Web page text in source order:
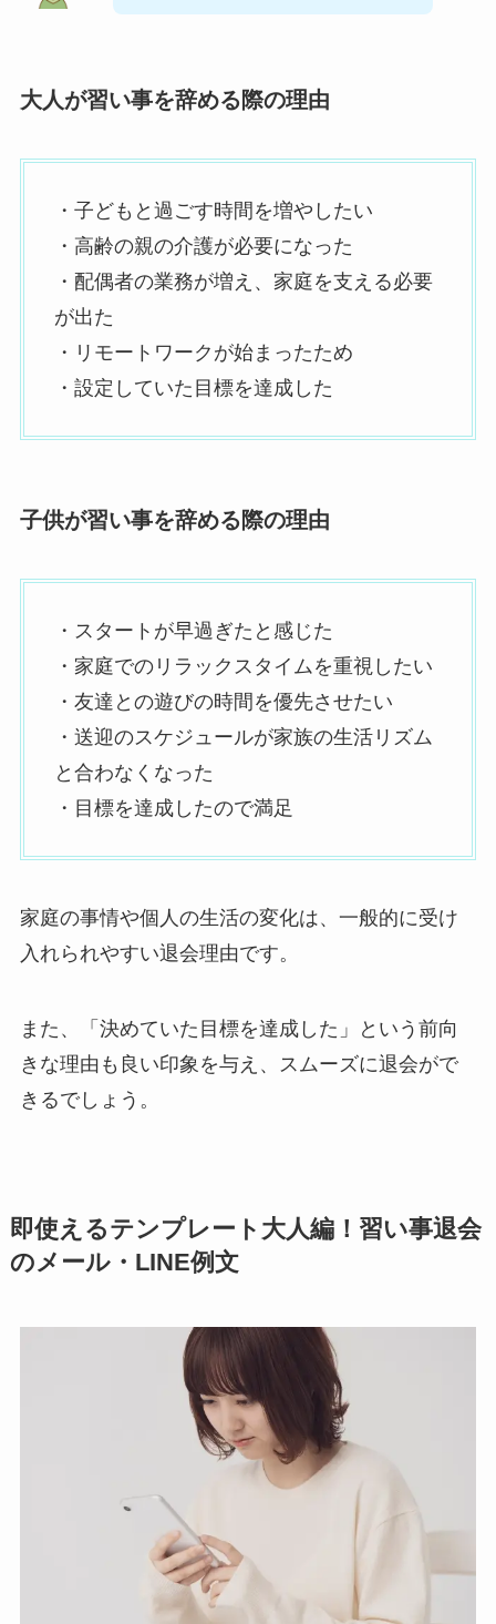
大人が習い事を辞める際の理由
・子どもと過ごす時間を増やしたい
・高齢の親の介護が必要になった
・配偶者の業務が増え、家庭を支える必要
が出た
・リモートワークが始まったため
・設定していた目標を達成した
子供が習い事を辞める際の理由
・スタートが早過ぎたと感じた
・家庭でのリラックスタイムを重視したい
・友達との遊びの時間を優先させたい
・送迎のスケジュールが家族の生活リズム
と合わなくなった
・目標を達成したので満足
家庭の事情や個人の生活の変化は、一般的に受け
入れられやすい退会理由です。
また、「決めていた目標を達成した」という前向
きな理由も良い印象を与え、スムーズに退会がで
きるでしょう。
即使えるテンプレート大人編！習い事退会
のメール・LINE例文